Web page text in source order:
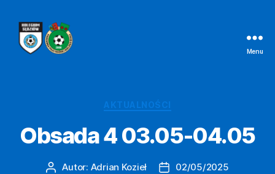
Menu
Kategorie
AKTUALNOŚCI
Obsada 4 03.05-04.05
AutorAutor: Adrian Kozieł
Data02/05/2025